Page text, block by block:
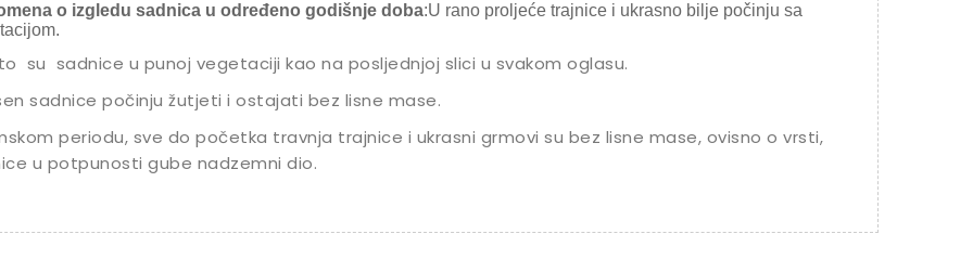
o izgledu sadnica u određeno godišnje doba:U rano proljeće trajnice i ukrasno bilje počinju sa
su sadnice u punoj vegetaciji kao na posljednjoj slici u svakom oglasu.
sadnice počinju žutjeti i ostajati bez lisne mase.
periodu, sve do početka travnja trajnice i ukrasni grmovi su bez lisne mase, ovisno o vrsti,
u potpunosti gube nadzemni dio.